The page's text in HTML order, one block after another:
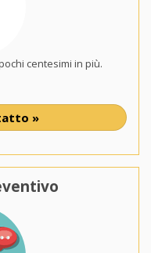
centesimi in più.
»